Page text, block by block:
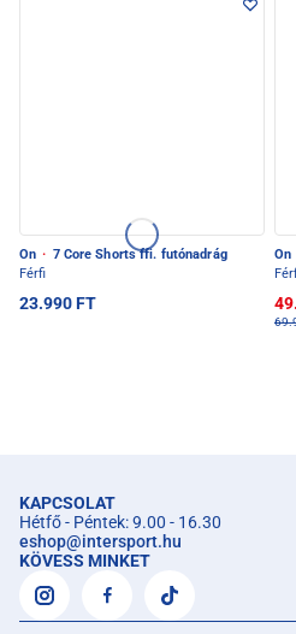
On · 7 Core Shorts ffi. futónadrág
Férfi
23.990 FT
On
KAPCSOLAT
Hétfő - Péntek: 9.00 - 16.30
eshop@intersport.hu
KÖVESS MINKET